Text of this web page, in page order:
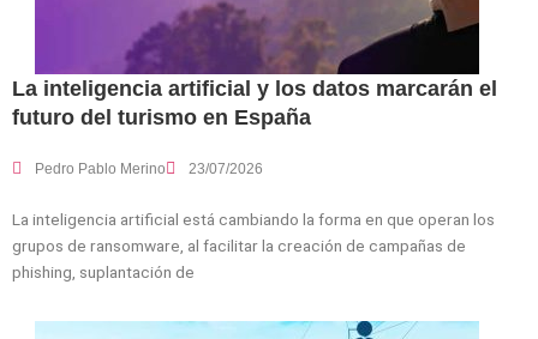
La inteligencia artificial y los datos marcarán el
futuro del turismo en España
Pedro Pablo Merino 23/07/2026
La inteligencia artificial está cambiando la forma en que operan los
grupos de ransomware, al facilitar la creación de campañas de
phishing, suplantación de